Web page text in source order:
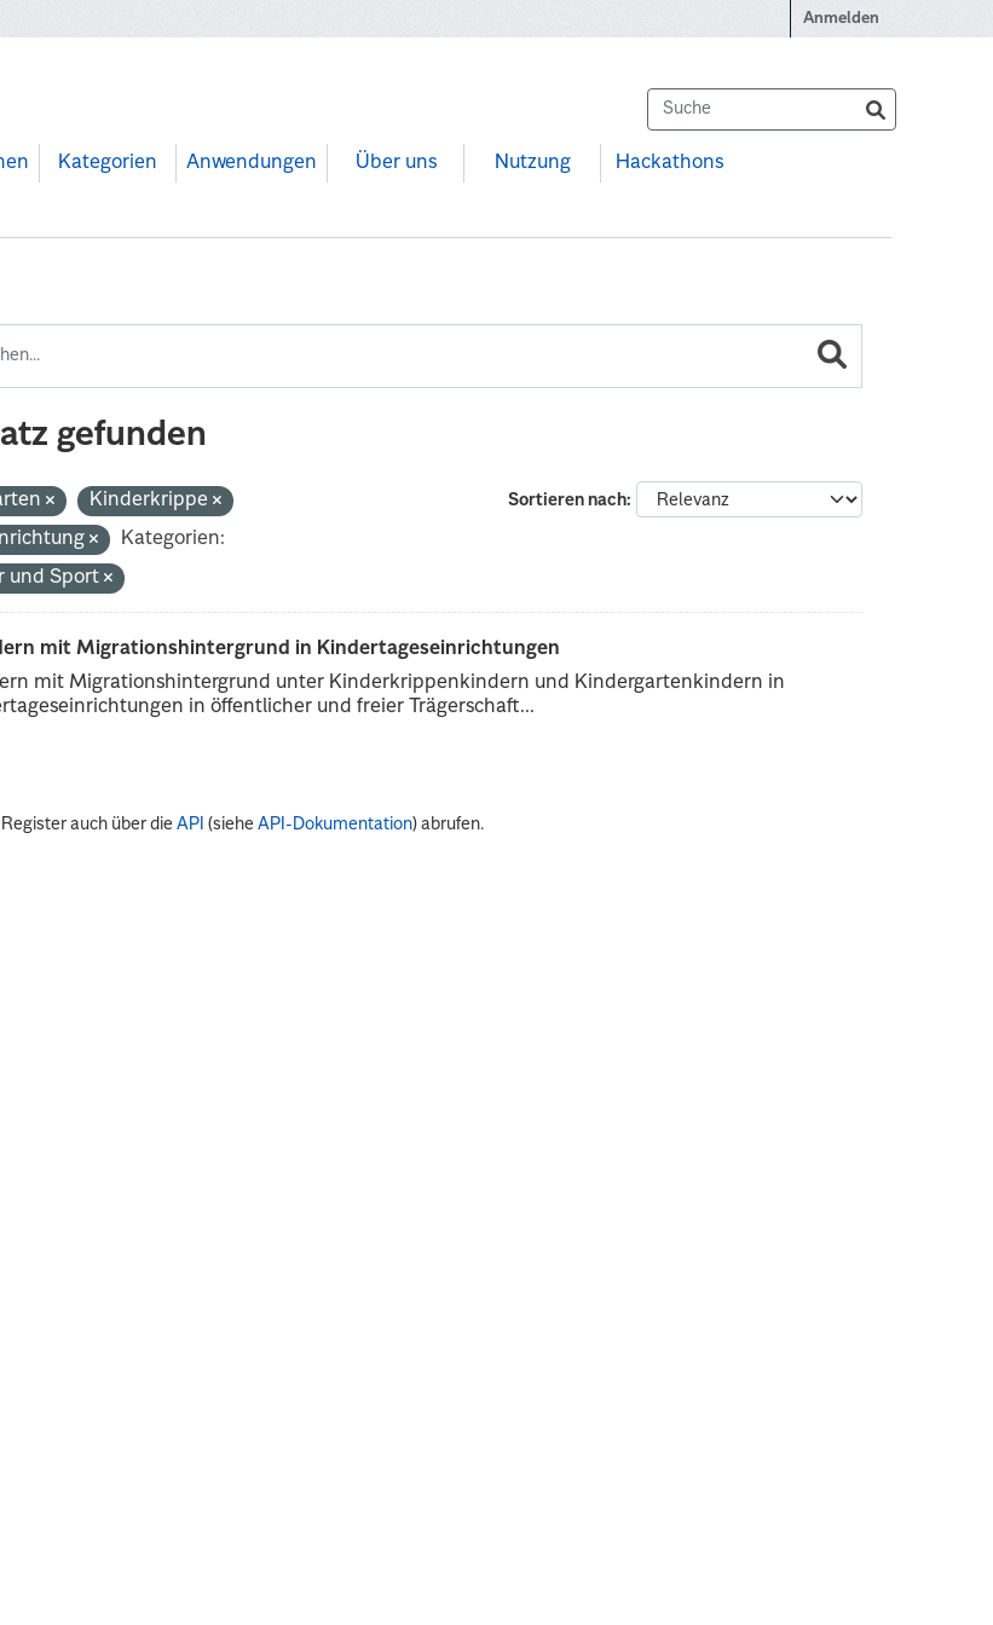
Anmelden
Kategorien Anwendungen Über uns Nutzung Hackathons
gefunden
Sortieren nach
Kinderkrippe
Kategorien:
und Sport
mit Migrationshintergrund in Kindertageseinrichtungen
mit Migrationshintergrund unter Kinderkrippenkindern und Kindergartenkindern in
in öffentlicher und freier Trägerschaft...
auch über dieAPI (sieheAPI-Dokumentation) abrufen.